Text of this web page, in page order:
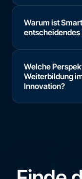
Warum ist
Welche
Weiterbildung
Innovation?